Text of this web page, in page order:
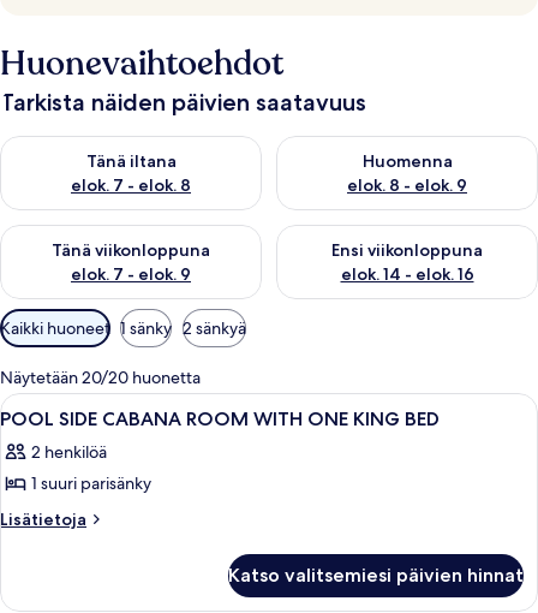
Huonevaihtoehdot
Tarkista näiden päivien saatavuus
Tänä iltana
elok. 7 - elok. 8
Tarkista tämän illan saatavuus elok. 7 - elok. 8
Huomenna
elok. 8 - elok. 9
Tarkista huomisen saatavuus
Tänä viikonloppuna
elok. 7 - elok. 9
Tarkista tämän viikonlopun saatavuus elok. 7 - elok. 9
Ensi viikonloppuna
elok. 14 - elok. 16
Tarkista ensi viikonlopun
Huoneille
saatavilla
olevia
suodattimia
Kaikki huoneet 1 sänky 2 sänkyä
Näytetään 20/20 huonetta
Avaa
kaikki
huonetyypin
POOL
SIDE
WITH
Ylelliset vuodevaatteet, pillowtop-
4
POOL SIDE CABANA ROOM WITH ONE KING BED
2 henkilöä
1 suuri parisänky
Lisätietoja
Lisätietoja
CABANA
Katso valitsemiesi päivien hinnat